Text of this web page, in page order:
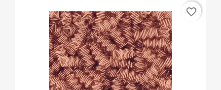
favorite_border